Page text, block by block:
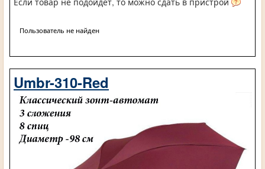
Пользователь не найден
Umbr-310-Red